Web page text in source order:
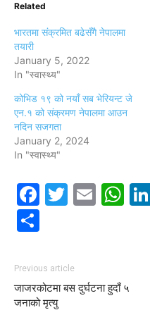
Related
भारतमा संक्रमित बढेसँगै नेपालमा
तयारी
January 5, 2022
In "स्वास्थ्य"
कोभिड १९ को नयाँ सब भेरियन्ट जे
एन.१ को संक्रमण नेपालमा आउन
नदिन सजगता
January 2, 2024
In "स्वास्थ्य"
Facebook
Twitter
Previous article
जाजरकोटमा बस दुर्घटना हुदाँ ५
जनाको मृत्यु